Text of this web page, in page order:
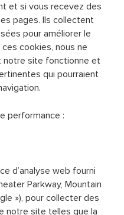
et si vous recevez des
pages. Ils collectent
pour améliorer le
cookies, nous ne
notre site fonctionne et
qui pourraient
performance :
d’analyse web fourni
Parkway, Mountain
»), pour collecter des
notre site telles que la